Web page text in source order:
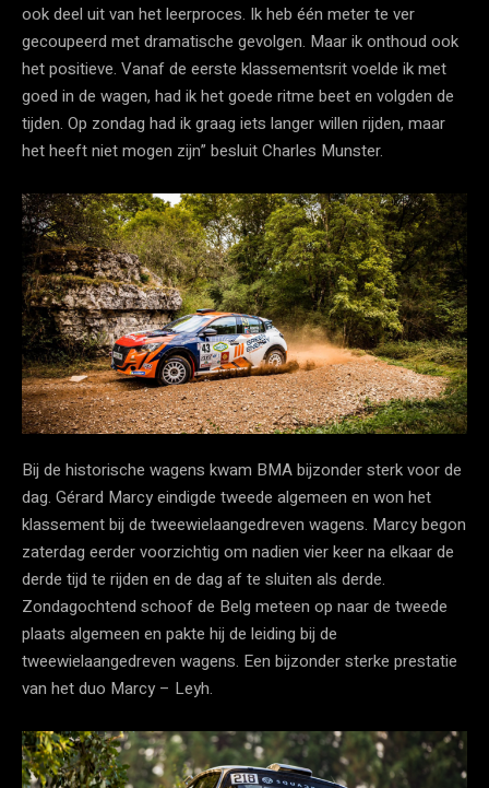
ook deel uit van het leerproces. Ik heb één meter te ver
gecoupeerd met dramatische gevolgen. Maar ik onthoud ook
het positieve. Vanaf de eerste klassementsrit voelde ik met
goed in de wagen, had ik het goede ritme beet en volgden de
tijden. Op zondag had ik graag iets langer willen rijden, maar
het heeft niet mogen zijn” besluit Charles Munster.
Bij de historische wagens kwam BMA bijzonder sterk voor de
dag. Gérard Marcy eindigde tweede algemeen en won het
klassement bij de tweewielaangedreven wagens. Marcy begon
zaterdag eerder voorzichtig om nadien vier keer na elkaar de
derde tijd te rijden en de dag af te sluiten als derde.
Zondagochtend schoof de Belg meteen op naar de tweede
plaats algemeen en pakte hij de leiding bij de
tweewielaangedreven wagens. Een bijzonder sterke prestatie
van het duo Marcy – Leyh.